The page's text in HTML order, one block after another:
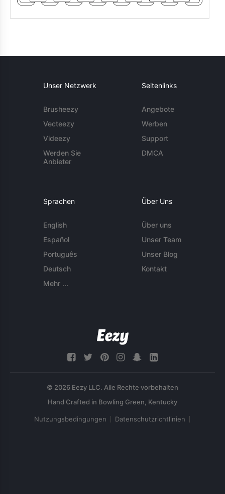
Unser Netzwerk
Brusheezy
Vecteezy
Videezy
Werden Sie
Anbieter
Seitenlinks
Angebote
Werben
Support
DMCA
Sprachen
English
Español
Português
Deutsch
Mehr ...
Über Uns
Über uns
Unser Team
Unser Blog
Kontakt
© 2026 Eezy LLC. Alle Rechte vorbehalten
Nutzungsbedingungen Datenschutzrichtlinien